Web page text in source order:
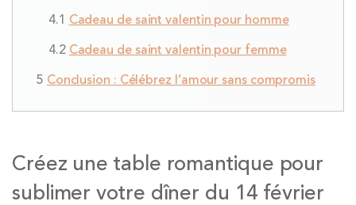
Cadeau de saint valentin pour homme
Cadeau de saint valentin pour femme
Conclusion : Célébrez l’amour sans compromis
Créez une table romantique pour
sublimer votre dîner du 14 février